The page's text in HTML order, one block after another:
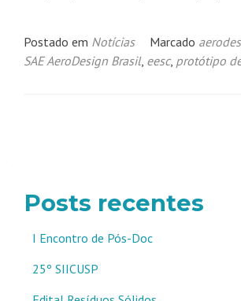
Postado em Notícias Marcado
SAE AeroDesign Brasil, eesc, protótipo
Posts recentes
I Encontro de Pós-Doc
25º SIICUSP